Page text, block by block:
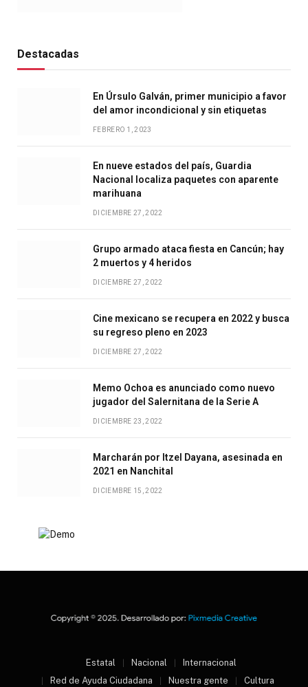
Destacadas
En Úrsulo Galván, primer municipio a favor
del amor incondicional y sin etiquetas
FEBRERO 1, 2023
En nueve estados del país, Guardia
Nacional localiza paquetes con aparente
marihuana
DICIEMBRE 27, 2022
Grupo armado ataca fiesta en Cancún; hay
2 muertos y 4 heridos
DICIEMBRE 27, 2022
Cine mexicano se recupera en 2022 y busca
su regreso pleno en 2023
DICIEMBRE 27, 2022
Memo Ochoa es anunciado como nuevo
jugador del Salernitana de la Serie A
DICIEMBRE 23, 2022
Marcharán por Itzel Dayana, asesinada en
2021 en Nanchital
DICIEMBRE 15, 2022
Estatal Nacional
Internacional
Red de Ayuda Ciudadana
Nuestra gente Cultura